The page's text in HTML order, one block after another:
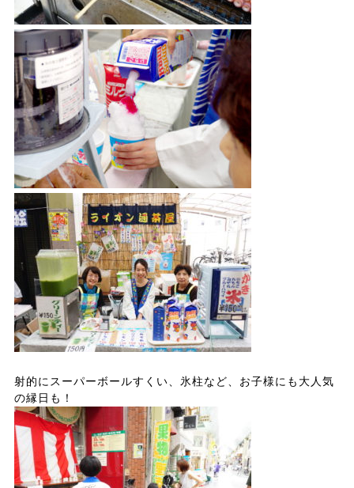
射的にスーパーボールすくい、氷柱など、お子様にも大人気
の縁日も！